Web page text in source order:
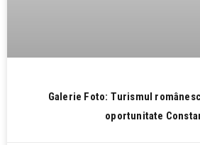
Galerie Foto: Turismul
oportunitate